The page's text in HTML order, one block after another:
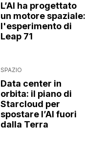
L’AI ha progettato
un motore spaziale:
l'esperimento di
Leap 71
SPAZIO
Data center in
orbita: il piano di
Starcloud per
spostare l’AI fuori
dalla Terra